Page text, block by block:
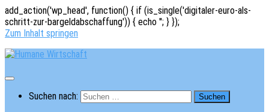
add_action('wp_head', function() { if (is_single('digitaler-euro-als-
schritt-zur-bargeldabschaffung')) { echo ''; } });
Zum Inhalt springen
Suchen nach: